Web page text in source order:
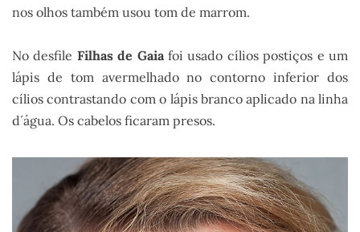
nos olhos também usou tom de marrom.
No desfile Filhas de Gaiafoi usado cílios postiços e um
lápis de tom avermelhado no contorno inferior dos
cílios contrastando com o lápis branco aplicado na linha
d´água. Os cabelos ficaram presos.